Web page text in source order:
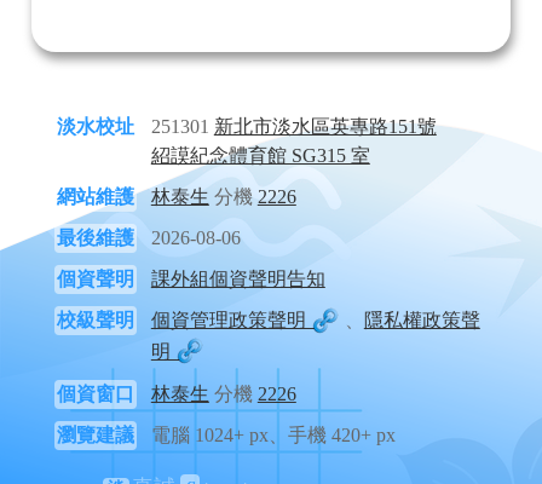
淡水校址 251301 新北市淡水區英專路151號
紹謨紀念體育館 SG315 室
網站維護
林泰生 分機 2226
最後維護
2026-08-06
個資聲明
課外組個資聲明告知
校級聲明
個資管理政策聲明 、
隱私權政策聲
明
個資窗口 林泰生 分機 2226
瀏覽建議
電腦 1024+ px、手機 420+ px